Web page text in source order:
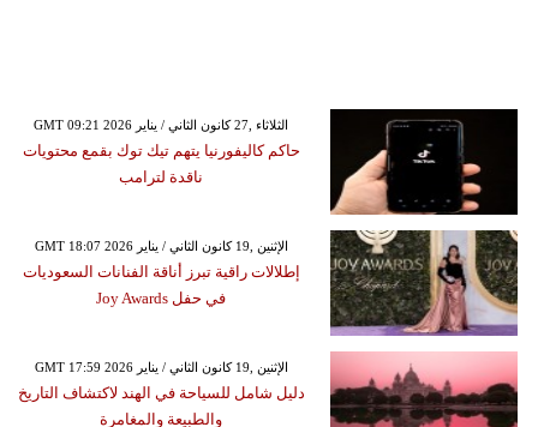
GMT 09:21 2026 الثلاثاء ,27 كانون الثاني / يناير
حاكم كاليفورنيا يتهم تيك توك بقمع محتويات
ناقدة لترامب
GMT 18:07 2026 الإثنين ,19 كانون الثاني / يناير
إطلالات راقية تبرز أناقة الفنانات السعوديات
في حفل Joy Awards
GMT 17:59 2026 الإثنين ,19 كانون الثاني / يناير
دليل شامل للسياحة في الهند لاكتشاف التاريخ
والطبيعة والمغامرة